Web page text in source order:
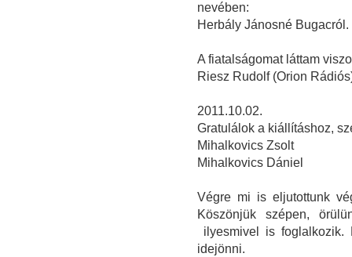
nevében:
Herbály Jánosné Bugacról.
A fiatalságomat láttam
Riesz Rudolf (Orion
2011.10.02.
Gratulálok a kiállításhoz,
Mihalkovics Zsolt
Mihalkovics Dániel
Végre mi is eljutottunk
Köszönjük szépen,
ilyesmivel is foglalkozik.
idejönni.